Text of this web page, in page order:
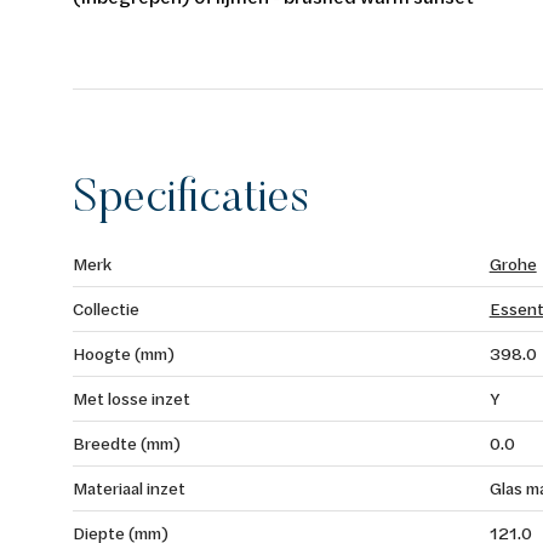
Specificaties
Merk
Grohe
Collectie
Hoogte (mm)
398.0
Met losse inzet
Y
Breedte (mm)
0.0
Materiaal inzet
Glas
Diepte (mm)
121.0